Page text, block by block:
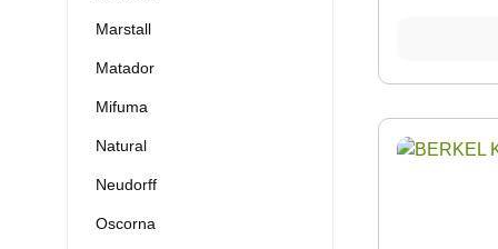
Marstall
Matador
Mifuma
Natural
Neudorff
Oscorna
zerstören.